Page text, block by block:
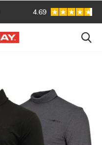
Gratis omruilen
4.69